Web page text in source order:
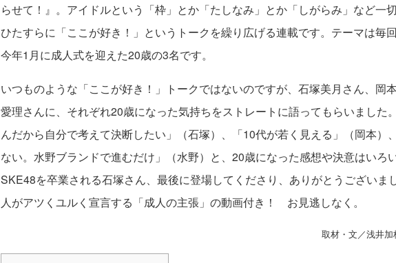
らせて！』。アイドルという「枠」とか「たしなみ」とか「しがらみ」など一
ひたすらに「ここが好き！」というトークを繰り広げる連載です。テーマは毎回
今年1月に成人式を迎えた20歳の3名です。
いつものような「ここが好き！」トークではないのですが、石塚美月さん、岡
愛理さんに、それぞれ20歳になった気持ちをストレートに語ってもらいました
んだから自分で考えて決断したい」（石塚）、「10代が若く見える」（岡本）
ない。水野ブランドで進むだけ」（水野）と、20歳になった感想や決意はいろ
SKE48を卒業される石塚さん、最後に登場してくださり、ありがとうございま
人がアツくユルく宣言する「成人の主張」の動画付き！ お見逃しなく。
取材・文／浅井